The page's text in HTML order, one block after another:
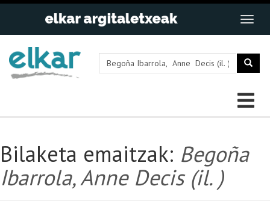
Bilaketa emaitzak: Begoña
Ibarrola, Anne Decis (il. )